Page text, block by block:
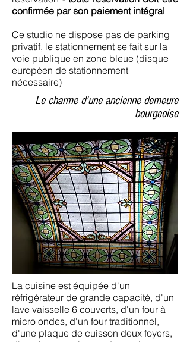
confirmée par son paiement intégral
Ce studio ne dispose pas de parking
privatif, le stationnement se fait sur la
voie publique en zone bleue (disque
européen de stationnement
nécessaire)
Le charme d'une ancienne demeure
bourgeoise
La cuisine est équipée d'un
réfrigérateur de grande capacité, d'un
lave vaisselle 6 couverts, d'un four à
micro ondes, d'un four traditionnel,
d'une plaque de cuisson deux foyers,